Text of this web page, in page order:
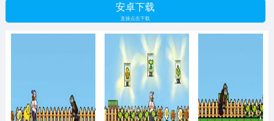
模拟游戏
文字游戏
安卓下载
直接点击下载